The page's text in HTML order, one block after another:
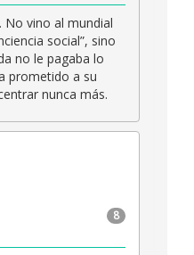
No vino al mundial
social”, sino
no le pagaba lo
prometido a su
nunca más.
8